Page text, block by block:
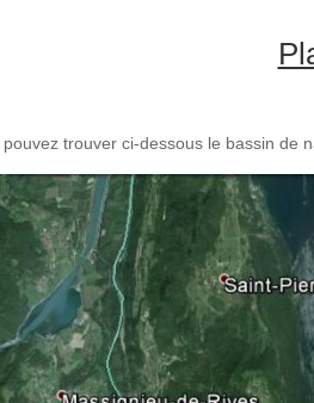
pouvez trouver ci-dessous le bassin de